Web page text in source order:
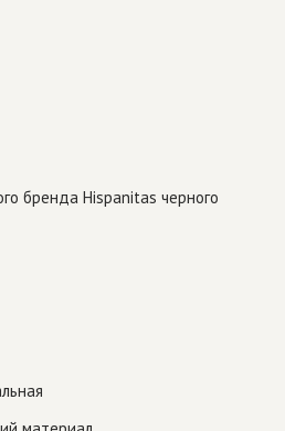
бренда Hispanitas черного